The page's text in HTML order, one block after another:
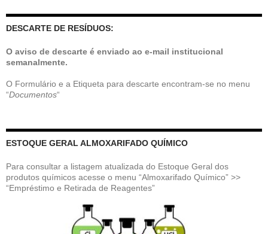
DESCARTE DE RESÍDUOS:
O aviso de descarte é enviado ao e-mail institucional
semanalmente.
O Formulário e a Etiqueta para descarte encontram-se no menu
“Documentos“
ESTOQUE GERAL ALMOXARIFADO QUÍMICO
Para consultar a listagem atualizada do Estoque Geral dos
produtos químicos acesse o menu “Almoxarifado Químico” >>
“Empréstimo e Retirada de Reagentes”